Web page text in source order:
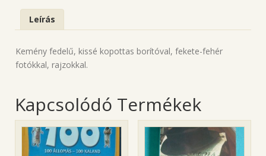
Leírás
Kemény fedelű, kissé kopottas borítóval, fekete-fehér
fotókkal, rajzokkal.
Kapcsolódó Termékek